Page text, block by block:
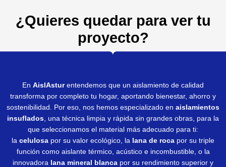
¿Quieres quedar para ver tu
proyecto?
En AislAsturentendemos que un aislamiento de calidad
transforma por completo tu hogar, aportando bienestar, ahorro y
sostenibilidad. Por eso, nos hemos especializado en aislamientos
insuflados , una técnica limpia y rápida sin grandes obras, para la
que seleccionamos el material más adecuado para ti:
la celulosa por su valor ecológico, la lana de roca por su triple
función como aislante térmico, acústico e incombustible, o la
innovadora lana mineral blanca por su rendimiento superior y